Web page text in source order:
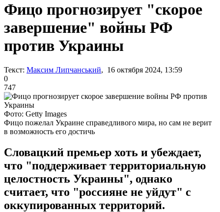
Фицо прогнозирует "скорое
завершение" войны РФ
против Украины
Текст: Максим Липчанський, 16 октября 2024, 13:59
0
747
Фото: Getty Images
Фицо пожелал Украине справедливого мира, но сам не верит
в возможность его достичь
Словацкий премьер хоть и убеждает,
что "поддерживает территориальную
целостность Украины", однако
считает, что "россияне не уйдут" с
оккупированных территорий.